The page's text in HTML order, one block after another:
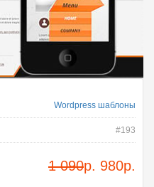
Wordpress шаблоны
#193
1 090р. 980р.